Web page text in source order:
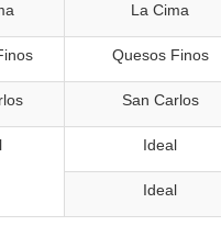
La Cima
Quesos Finos
San Carlos
Ideal
Ideal